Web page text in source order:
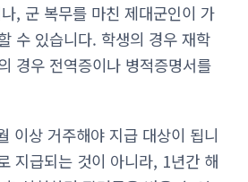
, 군 복무를 마친 제대군인이 가
수 있습니다. 학생의 경우 재학
경우 전역증이나 병적증명서를
이상 거주해야 지급 대상이 됩니
지급되는 것이 아니라, 1년간 해